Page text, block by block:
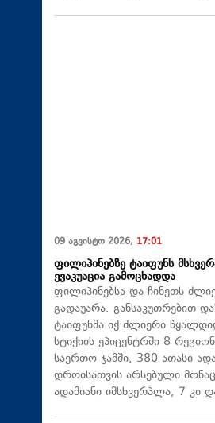
09 აგვისტო 2026, 17:01
ფილიპინებზე ტაიფუნს
ევაკუაცია გამოცხადდა
ფილიპინებსა და ჩინეთს
გადაუარა. განსაკუთრებით
ტაიფუნმა იქ ძლიერი
სტიქიის ეპიცენტრში 8
საერთო ჯამში, 380 ათასი
დროისათვის არსებული
ადამიანი იმსხვერპლა, 7 კი